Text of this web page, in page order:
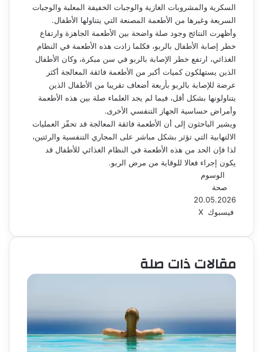
السكرية والمشروبات الغازية والوجبات الخفيفة المعلبة والوجبات
السريعة وغيرها من الأطعمة المصنعة التي يتناولها الأطفال.
وأظهرت النتائج وجود صلة واضحة بين الأطعمة الجاهزة وارتفاع
خطر إصابة الأطفال بالربو، فكلما زادت هذه الأطعمة في النظام
الغذائي، ارتفع خطر الإصابة بالربو في سن مبكرة، وكان الأطفال
الذين يستهلكون كميات أكبر من الأطعمة فائقة المعالجة أكثر
عرضة للإصابة بالربو بأربعة أضعاف تقريبا من الأطفال الذين
يتناولونها بشكل أقل، فيما لم يجد العلماء صلة بين هذه الأطعمة
وأمراض حساسية الجهاز التنفسي الأخرى.
ويشير الباحثون إلى أن الأطعمة فائقة المعالجة قد تحفّز العمليات
الالتهابية التي تؤثر بشكل مباشر على المجاري التنفسية والرئتين،
لذا فإن الحد من هذه الأطعمة في النظام الغذائي للأطفال قد
يكون إجراء فعالا للوقاية من مرض الربو.
الوسوم
صحة
20.05.2026
فيسبوك ‫X
ن
إ
ا
ك
ة
ا
ل
ب
ا
ة
مقالات ذات صلة